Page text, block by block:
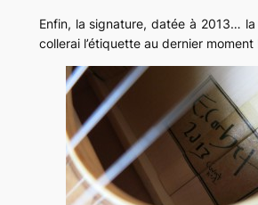
Enfin, la signature, datée à 2013…
collerai l’étiquette au dernier moment